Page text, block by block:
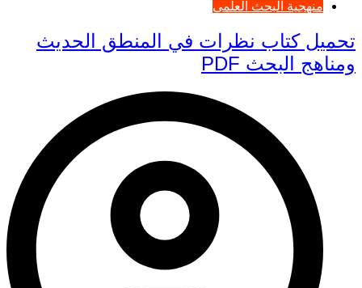
منهجية البحث العلمي
تحميل كتاب نظرات في المنطق الحديث
ومناهج البحث PDF